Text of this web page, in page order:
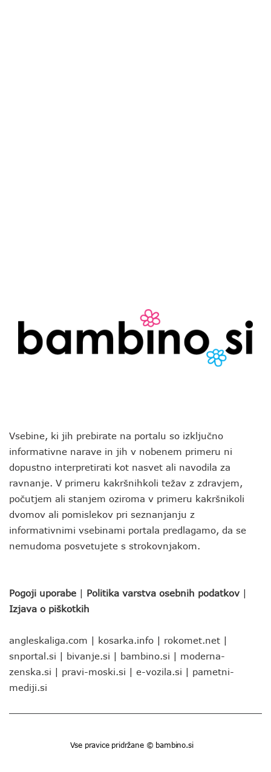
Vsebine, ki jih prebirate na portalu so izključno
informativne narave in jih v nobenem primeru ni
dopustno interpretirati kot nasvet ali navodila za
ravnanje. V primeru kakršnihkoli težav z zdravjem,
počutjem ali stanjem oziroma v primeru kakršnikoli
dvomov ali pomislekov pri seznanjanju z
informativnimi vsebinami portala predlagamo, da se
nemudoma posvetujete s strokovnjakom.
Pogoji uporabe | Politika varstva osebnih podatkov |
Izjava o piškotkih
angleskaliga.com | kosarka.info | rokomet.net |
snportal.si | bivanje.si | bambino.si | moderna-
zenska.si | pravi-moski.si | e-vozila.si | pametni-
mediji.si
Vse pravice pridržane © bambino.si